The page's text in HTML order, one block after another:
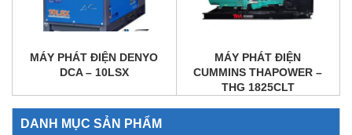
MÁY PHÁT ĐIỆN DENYO
DCA – 10LSX
MÁY PHÁT ĐIỆN
CUMMINS THAPOWER –
THG 1825CLT
DANH MỤC SẢN PHẨM